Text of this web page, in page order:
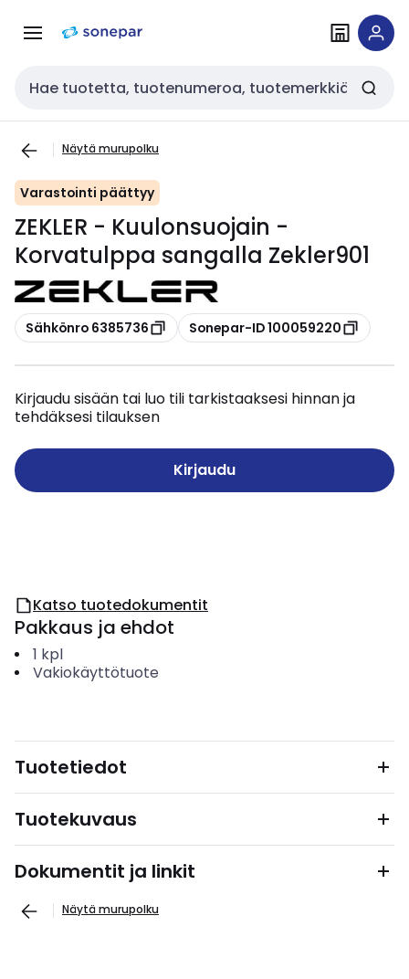
navigointiinsisältöön
Haku
Näytä murupolku
Varastointi päättyy
ZEKLER - Kuulonsuojain -
Korvatulppa sangalla Zekler901
Kopioi
Sähkönro 6385736 Kopioi
Sonepar-ID 100059220
Kirjaudu sisään tai luo tili tarkistaaksesi hinnan ja
tehdäksesi tilauksen
Kirjaudu
Katso tuotedokumentit
Pakkaus ja ehdot
1 kpl
Vakiokäyttötuote
Tuotetiedot
Tuotekuvaus
Dokumentit ja linkit
Näytä murupolku